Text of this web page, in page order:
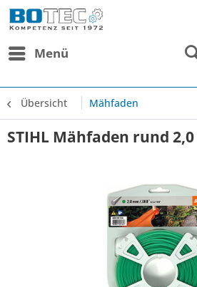
Menü
Übersicht Mähfaden
STIHL Mähfaden rund